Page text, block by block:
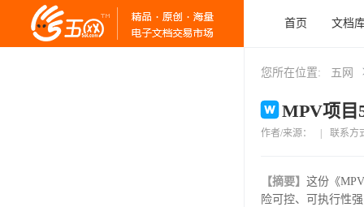
首页 文档
您所在位置: 五网
MPV项目
作者/来源： 联系方
【摘要】 这份《
险可控、可执行性